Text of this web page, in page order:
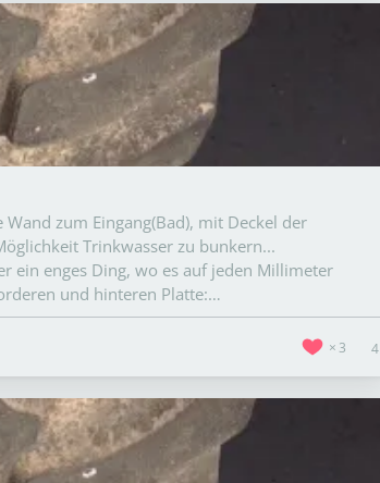
zum Eingang(Bad), mit Deckel der
Trinkwasser zu bunkern...
ein enges Ding, wo es auf jeden Millimeter
und hinteren Platte:…
3 4